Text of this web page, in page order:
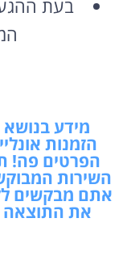
בעת
מידע
הזמנות
הפרטים פה!
השירות
אתם מבקשים
את התוצאה